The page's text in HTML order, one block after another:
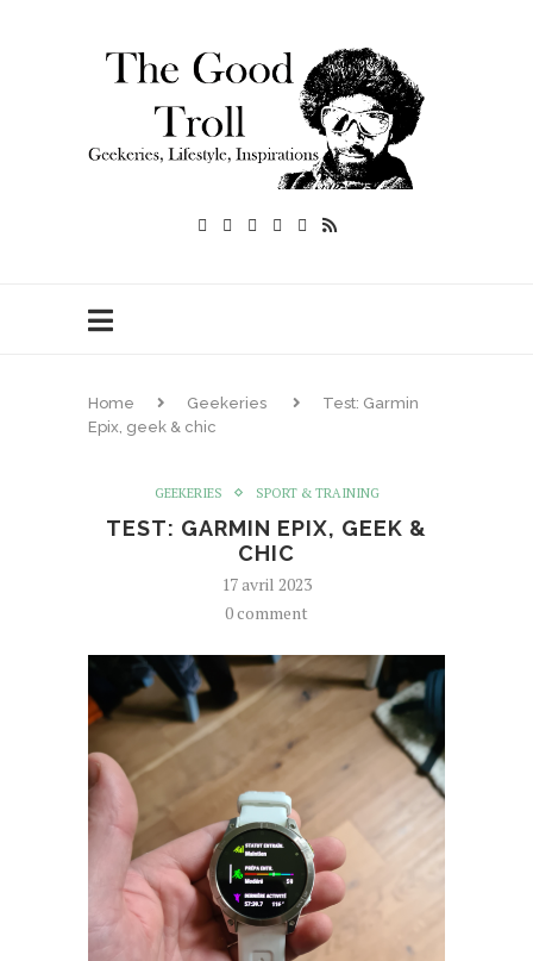
Home Geekeries
Test: Garmin
Epix, geek & chic
GEEKERIES SPORT & TRAINING
TEST: GARMIN EPIX, GEEK &
CHIC
17 avril 2023
0 comment